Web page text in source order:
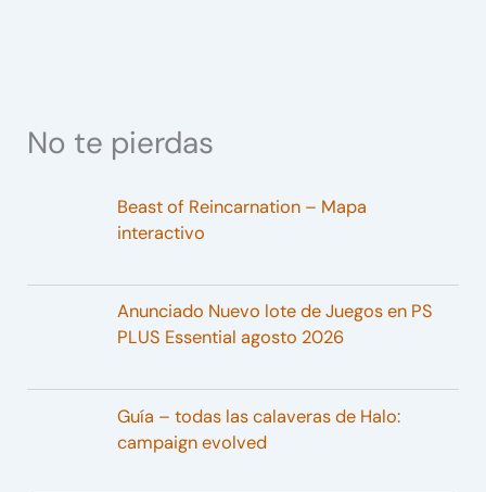
No te pierdas
Beast of Reincarnation – Mapa
interactivo
Anunciado Nuevo lote de Juegos en PS
PLUS Essential agosto 2026
Guía – todas las calaveras de Halo:
campaign evolved